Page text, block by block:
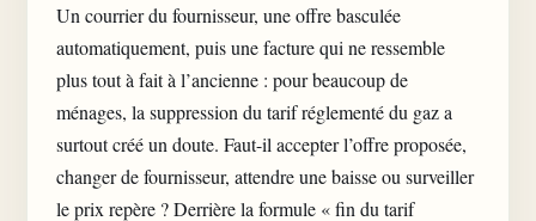
Un courrier du fournisseur, une offre basculée
automatiquement, puis une facture qui ne ressemble
plus tout à fait à l’ancienne : pour beaucoup de
ménages, la suppression du tarif réglementédu gaz a
surtout créé un doute. Faut-il accepter l’offre proposée,
changer de fournisseur, attendre une baisse ou surveiller
le prix repère ? Derrière la formule « fin du tarif